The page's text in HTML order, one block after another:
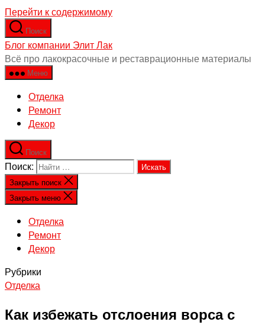
Перейти к содержимому
Поиск
Блог компании Элит Лак
Всё про лакокрасочные и реставрационные материалы
Меню
Отделка
Ремонт
Декор
Поиск
Поиск:
Закрыть поиск
Закрыть меню
Отделка
Ремонт
Декор
Рубрики
Отделка
Как избежать отслоения ворса с